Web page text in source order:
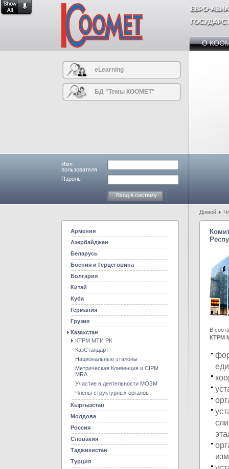
О
eLearning
БД "Темы КООМЕТ"
Имя
пользователя
Пароль
Домой
Армения
Азербайджан
Беларусь
Босния и Герцеговина
Болгария
Китай
Куба
Германия
Грузия
Казахстан
КТРМ МТИ РК
КазСтандарт
Национальные эталоны
Метрическая Конвенция и CIPM
MRA
Участие в деятельности МОЗМ
Члены структурных органов
Кыргызстан
Молдова
Россия
Словакия
Таджикистан
Турция
В
КТРМ